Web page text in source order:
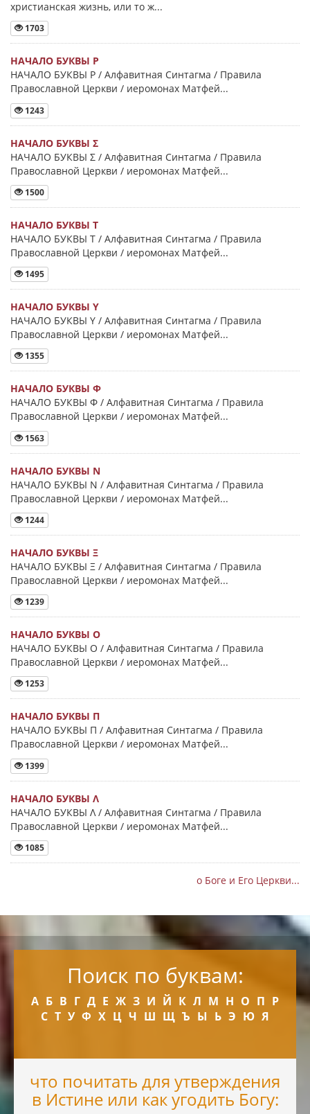
христианская жизнь, или то ж...
1703
НАЧАЛО БУКВЫ Ρ
НАЧАЛО БУКВЫ Ρ / Алфавитная Синтагма / Правила
Православной Церкви / иеромонах Матфей...
1243
НАЧАЛО БУКВЫ Σ
НАЧАЛО БУКВЫ Σ / Алфавитная Синтагма / Правила
Православной Церкви / иеромонах Матфей...
1500
НАЧАЛО БУКВЫ Τ
НАЧАЛО БУКВЫ Τ / Алфавитная Синтагма / Правила
Православной Церкви / иеромонах Матфей...
1495
НАЧАЛО БУКВЫ Y
НАЧАЛО БУКВЫ Y / Алфавитная Синтагма / Правила
Православной Церкви / иеромонах Матфей...
1355
НАЧАЛО БУКВЫ Φ
НАЧАЛО БУКВЫ Φ / Алфавитная Синтагма / Правила
Православной Церкви / иеромонах Матфей...
1563
НАЧАЛО БУКВЫ Ν
НАЧАЛО БУКВЫ Ν / Алфавитная Синтагма / Правила
Православной Церкви / иеромонах Матфей...
1244
НАЧАЛО БУКВЫ Ξ
НАЧАЛО БУКВЫ Ξ / Алфавитная Синтагма / Правила
Православной Церкви / иеромонах Матфей...
1239
НАЧАЛО БУКВЫ Ο
НАЧАЛО БУКВЫ Ο / Алфавитная Синтагма / Правила
Православной Церкви / иеромонах Матфей...
1253
НАЧАЛО БУКВЫ Π
НАЧАЛО БУКВЫ Π / Алфавитная Синтагма / Правила
Православной Церкви / иеромонах Матфей...
1399
НАЧАЛО БУКВЫ Λ
НАЧАЛО БУКВЫ Λ / Алфавитная Синтагма / Правила
Православной Церкви / иеромонах Матфей...
1085
о Боге и Его Церкви...
Поиск по буквам:
А Б В Г Д Е Ж З И Й К Л М Н О П Р
С Т У Ф Х Ц Ч Ш Щ Ъ Ы Ь Э Ю Я
что почитать для утверждения
в Истине или как угодить Богу: